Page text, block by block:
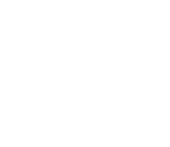
so wichtig sind?
reduziert: